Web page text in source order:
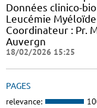
Données clinico-
Leucémie
Coordinateur : Pr.
Auvergn
18/02/2026 15:25
PAGES
relevance: